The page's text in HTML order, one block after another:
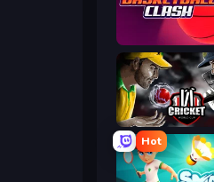
Basketball Clash
Cricket World Cup
Hot